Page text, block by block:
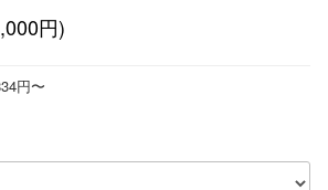
円)
円〜